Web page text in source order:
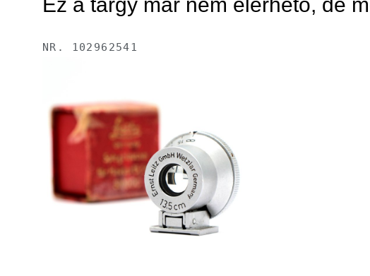
NR. 102962541